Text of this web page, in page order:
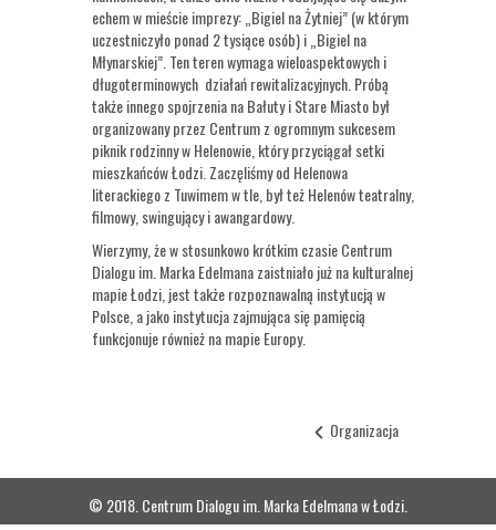
echem w mieście imprezy: „Bigiel na Żytniej” (w którym
uczestniczyło ponad 2 tysiące osób) i „Bigiel na
Młynarskiej”. Ten teren wymaga wieloaspektowych i
długoterminowych działań rewitalizacyjnych. Próbą
także innego spojrzenia na Bałuty i Stare Miasto był
organizowany przez Centrum z ogromnym sukcesem
piknik rodzinny w Helenowie, który przyciągał setki
mieszkańców Łodzi. Zaczęliśmy od Helenowa
literackiego z Tuwimem w tle, był też Helenów teatralny,
filmowy, swingujący i awangardowy.
Wierzymy, że w stosunkowo krótkim czasie Centrum
Dialogu im. Marka Edelmana zaistniało już na kulturalnej
mapie Łodzi, jest także rozpoznawalną instytucją w
Polsce, a jako instytucja zajmująca się pamięcią
funkcjonuje również na mapie Europy.
Organizacja
© 2018. Centrum Dialogu im. Marka Edelmana w Łodzi.